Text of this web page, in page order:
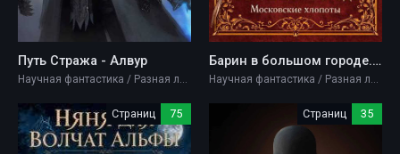
Путь Стража - Алвур
Научная фантастика / Разная литература / Фэнтези
Барин в большом городе. Московские хлопоты. - Дмитрий Валерьевич Иванов
Научная фантастика / Разная литература
Страниц 75 Страниц 35